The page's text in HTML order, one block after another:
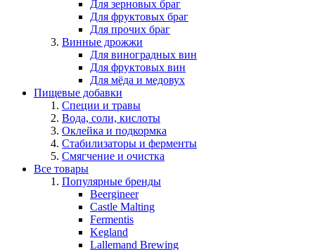
Для зерновых браг
Для фруктовых браг
Для прочих браг
Винные дрожжи
Для виноградных вин
Для фруктовых вин
Для мёда и медовух
Пищевые добавки
Специи и травы
Вода, соли, кислоты
Оклейка и подкормка
Стабилизаторы и ферменты
Смягчение и очистка
Все товары
Популярные бренды
Beergineer
Castle Malting
Fermentis
Kegland
Lallemand Brewing